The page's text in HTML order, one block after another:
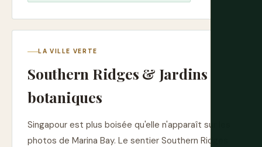
LA VILLE VERTE
Southern Ridges & Jardins
botaniques
Singapour est plus boisée qu'elle n'apparaît sur les
photos de Marina Bay. Le sentier Southern Ridges